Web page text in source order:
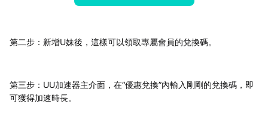
第二步：新增U妹後，這樣可以領取專屬會員的兌換碼。
第三步：UU加速器主介面，在“優惠兌換”內輸入剛剛的兌換碼，即
可獲得加速時長。